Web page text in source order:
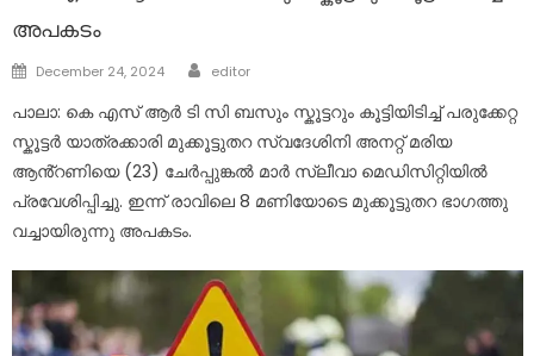
അപകടം
Posted
December 24, 2024 Author
editor
പാലാ: കെ എസ് ആർ ടി സി ബസും സ്കൂട്ടറും കൂട്ടിയിടിച്ച് പരുക്കേറ്റ
സ്കൂട്ടർ യാത്രക്കാരി മുക്കൂട്ടുതറ സ്വദേശിനി അനറ്റ് മരിയ
ആൻ്റണിയെ (23) ചേർപ്പുങ്കൽ മാർ സ്ലീവാ മെഡിസിറ്റിയിൽ
പ്രവേശിപ്പിച്ചു. ഇന്ന് രാവിലെ 8 മണിയോടെ മുക്കൂട്ടുതറ ഭാഗത്തു
വച്ചായിരുന്നു അപകടം.